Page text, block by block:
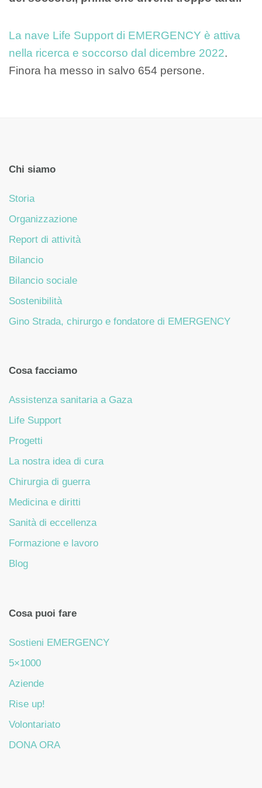
La nave Life Support di EMERGENCY è attiva
nella ricerca e soccorso dal dicembre 2022.
Finora ha messo in salvo 654 persone.
Chi siamo
Storia
Organizzazione
Report di attività
Bilancio
Bilancio sociale
Sostenibilità
Gino Strada, chirurgo e fondatore di EMERGENCY
Cosa facciamo
Assistenza sanitaria a Gaza
Life Support
Progetti
La nostra idea di cura
Chirurgia di guerra
Medicina e diritti
Sanità di eccellenza
Formazione e lavoro
Blog
Cosa puoi fare
Sostieni EMERGENCY
5×1000
Aziende
Rise up!
Volontariato
DONA ORA